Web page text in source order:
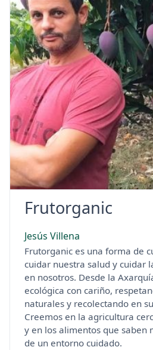
Frutorganic
Jesús Villena
Frutorganic es una forma de
cuidar nuestra salud y cuidar
en nosotros. Desde la
ecológica con cariño,
naturales y recolectando en
Creemos en la agricultura
y en los alimentos que saben
de un entorno cuidado.